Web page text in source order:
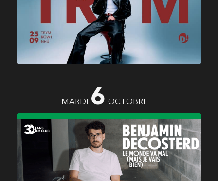
ROW1
NHŪ
(CH)
MARDI 6 OCTOBRE
BENJAMIN DECOSTERD